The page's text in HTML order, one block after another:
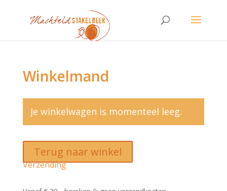
Winkelmand
Je winkelwagen is momenteel leeg.
Terug naar winkel
Verzending